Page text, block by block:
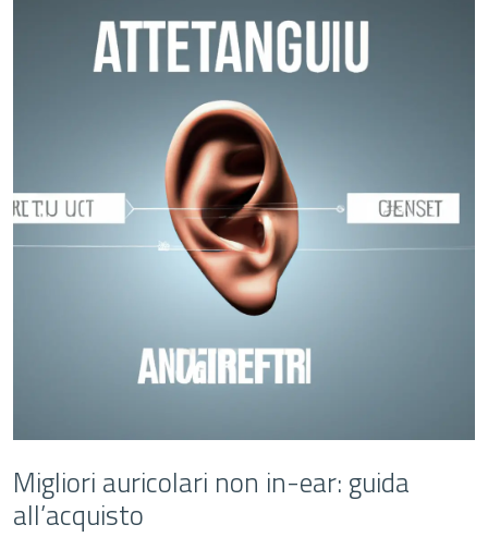
Migliori auricolari non in-ear: guida
all’acquisto